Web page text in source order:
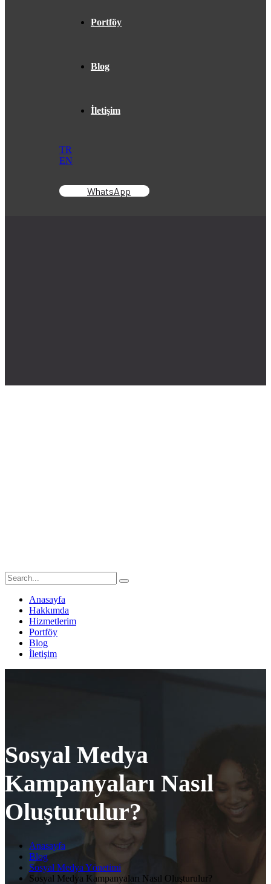
Portföy
Blog
İletişim
TR
EN
WhatsApp
Anasayfa
Hakkımda
Hizmetlerim
Portföy
Blog
İletişim
Sosyal Medya
Kampanyaları Nasıl
Oluşturulur?
Anasayfa
Blog
Sosyal Medya Yönetimi
Sosyal Medya Kampanyaları Nasıl Oluşturulur?